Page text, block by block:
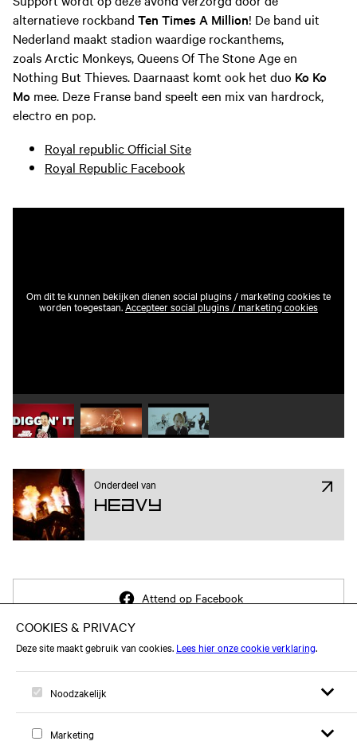
alternatieve rockband Ten Times A Million! De band uit
Nederland maakt stadion waardige rockanthems,
zoals Arctic Monkeys, Queens Of The Stone Age en
Nothing But Thieves. Daarnaast komt ook het duo Ko Ko
Mo mee. Deze Franse band speelt een mix van hardrock,
electro en pop.
Royal republic Official Site
Royal Republic Facebook
Om dit te kunnen bekijken dienen social plugins / marketing cookies te
worden toegestaan.Accepteer social plugins / marketing cookies
Speel video 1 afSpeel video 2 afSpeel video 3 af
Onderdeel van
Heavy
Attend op Facebook